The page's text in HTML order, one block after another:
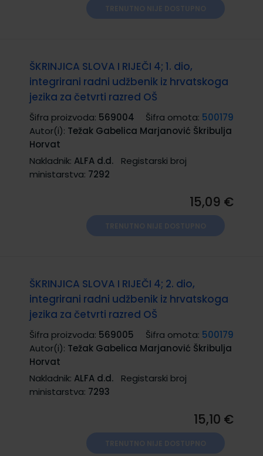
ŠKRINJICA SLOVA I RIJEČI 4; 1. dio,
integrirani radni udžbenik iz hrvatskoga
jezika za četvrti razred OŠ
Šifra proizvoda: 569004 Šifra omota: 500179
Autor(i): Težak Gabelica Marjanović Škribulja
Horvat
Nakladnik: ALFA d.d.
Registarski broj
ministarstva: 7292
15,09 €
ŠKRINJICA SLOVA I RIJEČI 4; 2. dio,
integrirani radni udžbenik iz hrvatskoga
jezika za četvrti razred OŠ
Šifra proizvoda: 569005 Šifra omota: 500179
Autor(i): Težak Gabelica Marjanović Škribulja
Horvat
Nakladnik: ALFA d.d.
Registarski broj
ministarstva: 7293
15,10 €